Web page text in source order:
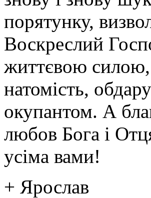
порятунку,
Воскреслий
життєвою силою,
натомість,
окупантом. А
любов Бога і
усіма вами!
+ Ярослав